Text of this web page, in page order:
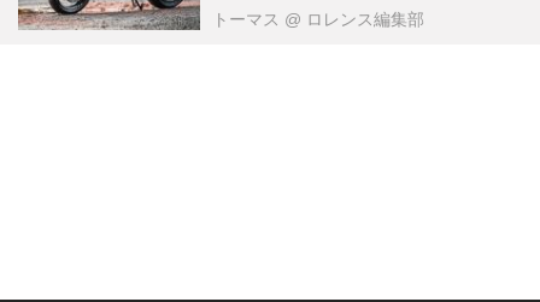
トーマス @ ロレンス編集部